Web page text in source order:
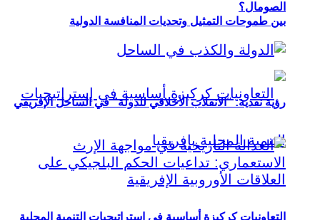
بين طموحات التمثيل وتحديات المنافسة الدولية
التعاونيات كركيزة أساسية في إستراتيجيات التنمية المحلية
الصومال؟
رؤية نقدية: “الانقلاب الأخلاقي للدولة” في الساحل الإفريقي